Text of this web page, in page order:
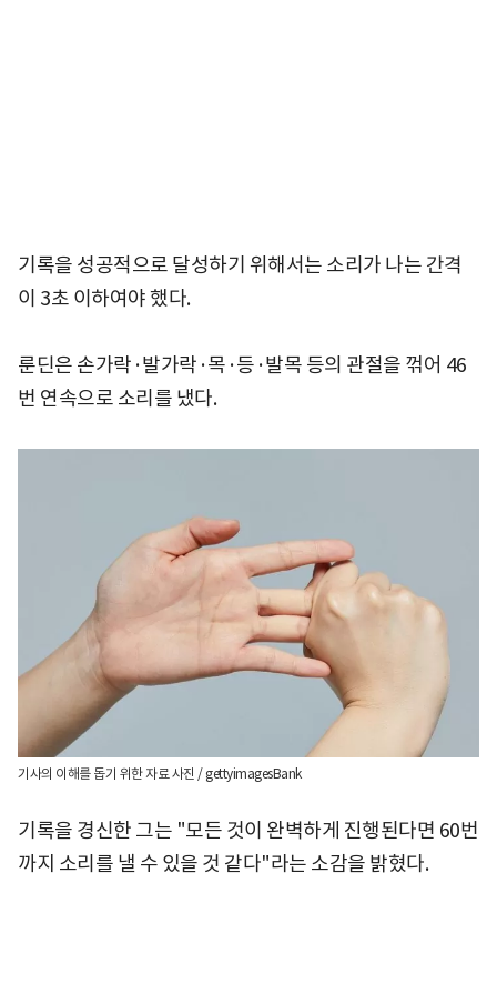
기록을 성공적으로 달성하기 위해서는 소리가 나는 간격
이 3초 이하여야 했다.
룬딘은 손가락·발가락·목·등·발목 등의 관절을 꺾어 46
번 연속으로 소리를 냈다.
기사의 이해를 돕기 위한 자료 사진 / gettyimagesBank
기록을 경신한 그는 "모든 것이 완벽하게 진행된다면 60번
까지 소리를 낼 수 있을 것 같다"라는 소감을 밝혔다.